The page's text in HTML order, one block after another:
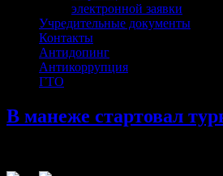
электронной заявки
Учредительные документы
Контакты
Антидопинг
Антикоррупция
ГТО
В манеже стартовал